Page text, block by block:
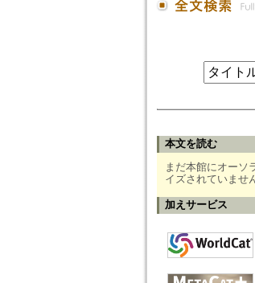
本文を読む
まだ本館にオーソ
イズされていませ
加えサービス